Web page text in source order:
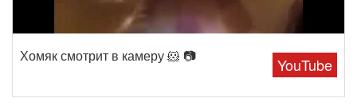
YouTube
Хомяк смотрит в камеру 🐹 📷